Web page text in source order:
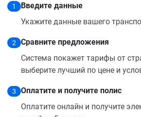
1
Введите данные
Укажите данные вашего
2
Сравните предложения
Система покажет тарифы от
выберите лучший по цене и
3
Оплатите и получите полис
Оплатите онлайн и получите